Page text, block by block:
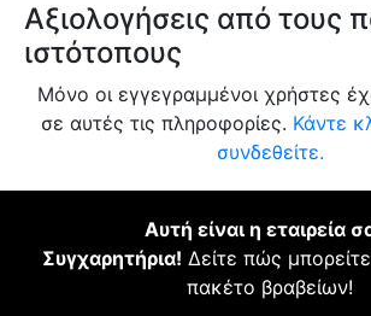
Αξιολογήσεις από τους
ιστότοπους
Μόνο οι εγγεγραμμένοι χρήστες
σε αυτές τις πληροφορίες. Κάντε
συνδεθείτε.
Αυτή είναι η εταιρεία
Συγχαρητήρια! Δείτε πώς
πακέτο βραβείων!